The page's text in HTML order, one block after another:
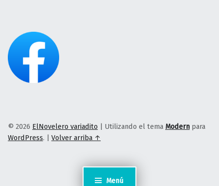
Menú
© 2026 ElNovelero variadito | Utilizando el tema Modern para
WordPress. | Volver arriba ↑